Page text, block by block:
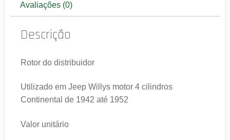
Avaliações (0)
Descrição
Rotor do distribuidor
Utilizado em Jeep Willys motor 4 cilindros
Continental de 1942 até 1952
Valor unitário